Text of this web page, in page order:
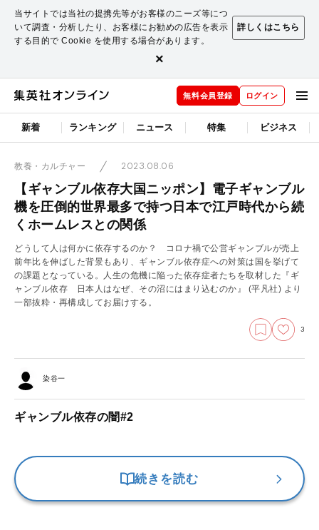
当サイトでは当社の提携先等がお客様のニーズ等につ
いて調査・分析したり、お客様にお勧めの広告を表示
する目的で Cookie を使用する場合があります。
詳しくはこちら
×
無料会員登録 ログイン
新着 ランキング ニュース 特集 ビジネス
教養・カルチャー 2023.08.06
【ギャンブル依存大国ニッポン】電子ギャンブル
機を圧倒的世界最多で持つ日本で江戸時代から続
くホームレスとの関係
どうして人は何かに依存するのか？ コロナ禍で公営ギャンブルが売上
前年比を伸ばした背景もあり、ギャンブル依存症への対策は国を挙げて
の課題となっている。人生の危機に陥った依存症者たちを取材した『ギ
ャンブル依存 日本人はなぜ、その沼にはまり込むのか』 (平凡社) より
一部抜粋・再構成してお届けする。
3
染谷一
ギャンブル依存の闇#2
続きを読む